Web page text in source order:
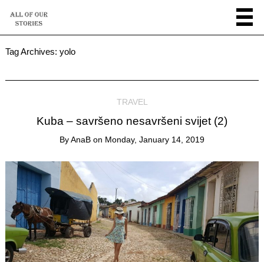
Tag Archives:yolo
TRAVEL
Kuba – savršeno nesavršeni svijet (2)
ByAnaB on Monday, January 14, 2019